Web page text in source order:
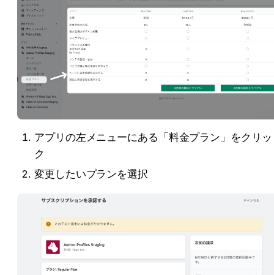
アプリの左メニューにある「料金プラン」をクリッ
ク
変更したいプランを選択